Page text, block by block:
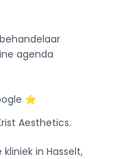
agenda
⭐️
Aesthetics.
in Hasselt,